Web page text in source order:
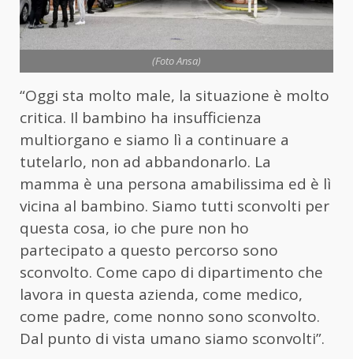
(Foto Ansa)
“Oggi sta molto male, la situazione è molto
critica. Il bambino ha insufficienza
multiorgano e siamo lì a continuare a
tutelarlo, non ad abbandonarlo. La
mamma è una persona amabilissima ed è lì
vicina al bambino. Siamo tutti sconvolti per
questa cosa, io che pure non ho
partecipato a questo percorso sono
sconvolto. Come capo di dipartimento che
lavora in questa azienda, come medico,
come padre, come nonno sono sconvolto.
Dal punto di vista umano siamo sconvolti”.